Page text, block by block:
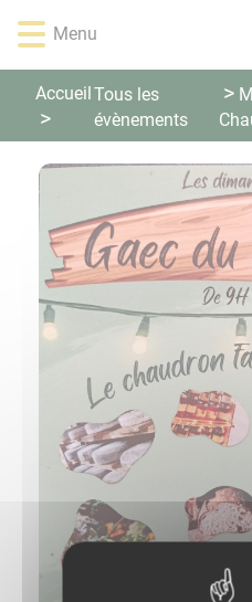
d'accès
menu
d'accès
contenu
principal
d'accès
recherche
d'accès
de
Menu
Accueil Tous les
évènements